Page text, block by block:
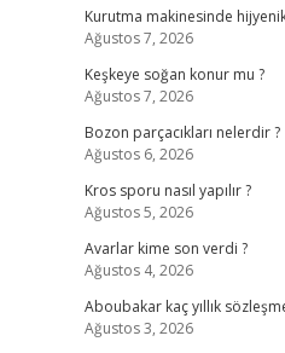
Kurutma makinesinde
Ağustos 7, 2026
Keşkeye soğan konur mu ?
Ağustos 7, 2026
Bozon parçacıkları nelerdir ?
Ağustos 6, 2026
Kros sporu nasıl yapılır ?
Ağustos 5, 2026
Avarlar kime son verdi ?
Ağustos 4, 2026
Aboubakar kaç yıllık
Ağustos 3, 2026